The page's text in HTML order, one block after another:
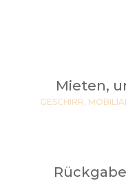
Mieten,
GESCHIRR,